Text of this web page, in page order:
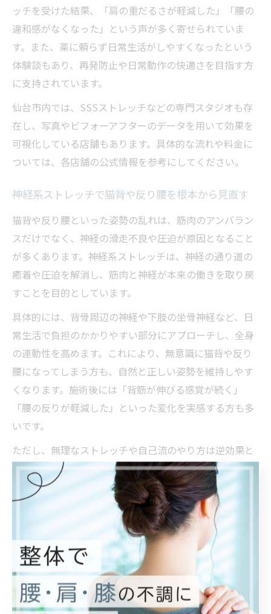
ッチを受けた結果、「肩の重だるさが軽減した」「腰の
違和感がなくなった」という声が多く寄せられていま
す。また、薬に頼らず日常生活がしやすくなったという
体験談もあり、再発防止や日常動作の快適さを目指す方
に支持されています。
仙台市内では、SSSストレッチなどの専門スタジオも存
在し、写真やビフォーアフターのデータを用いて効果を
可視化している店舗もあります。具体的な流れや料金に
ついては、各店舗の公式情報を参考にしてください。
神経系ストレッチで猫背や反り腰を根本から見直す
猫背や反り腰といった姿勢の乱れは、筋肉のアンバラン
スだけでなく、神経の滑走不良や圧迫が原因となること
が多くあります。神経系ストレッチは、神経の通り道の
癒着や圧迫を解消し、筋肉と神経が本来の働きを取り戻
すことを目的としています。
具体的には、背骨周辺の神経や下肢の坐骨神経など、日
常生活で負担のかかりやすい部分にアプローチし、全身
の連動性を高めます。これにより、無意識に猫背や反り
腰になってしまう方も、自然と正しい姿勢を維持しやす
くなります。施術後には「背筋が伸びる感覚が続く」
「腰の反りが軽減した」といった変化を実感する方も多
いです。
ただし、無理なストレッチや自己流のやり方は逆効果と
なる場合もあるため、必ず専門家の指導のもとで行うこ
とが大切です。初心者や高齢者の場合は、無理のない範
囲から始めることをおすすめします。
SSSストレッチの効果で日常が変わる体感談
SSSストレッチは、神経系ストレッチの中でも特に効果
を実感しやすいメソッドとして、仙台市内の専門スタジ
オで採用されています。利用者からは「施術後すぐに肩